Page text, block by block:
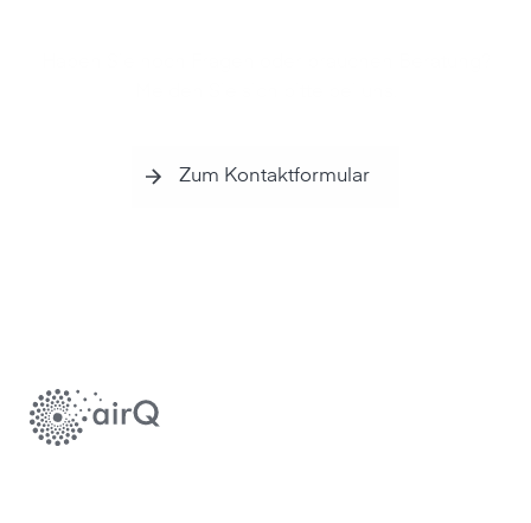
Zum Kontaktformular